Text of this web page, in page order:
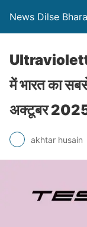
News Dilse
में भारत का
अक्टूबर 2025
akhtar husain